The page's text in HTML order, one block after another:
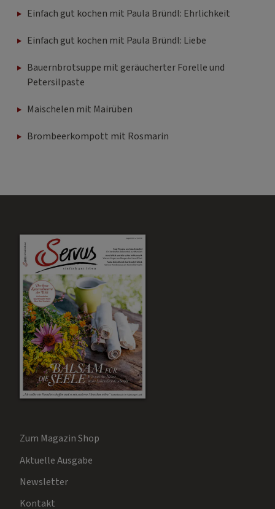
Einfach gut kochen mit Paula Bründl: Ehrlichkeit
Einfach gut kochen mit Paula Bründl: Liebe
Bauernbrotsuppe mit geräucherter Forelle und
Petersilpaste
Maischelen mit Mairüben
Brombeerkompott mit Rosmarin
Zum Magazin Shop
Aktuelle Ausgabe
Newsletter
Kontakt